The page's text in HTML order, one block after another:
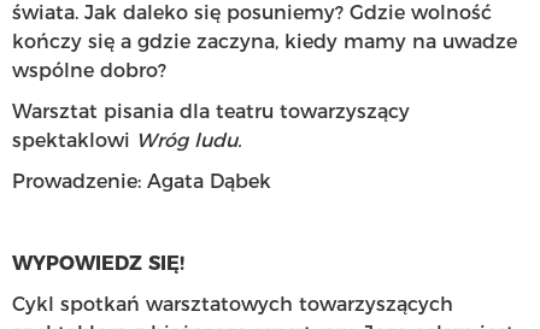
świata. Jak daleko się posuniemy? Gdzie wolność
kończy się a gdzie zaczyna, kiedy mamy na uwadze
wspólne dobro?
Warsztat pisania dla teatru towarzyszący
spektaklowi Wróg ludu.
Prowadzenie: Agata Dąbek
WYPOWIEDZ SIĘ!
Cykl spotkań warsztatowych towarzyszących